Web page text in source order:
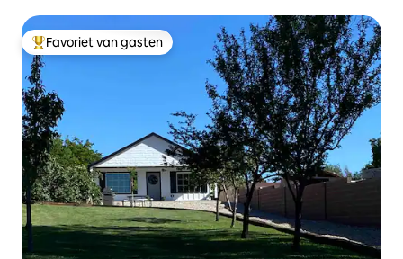
Topfavoriet van gasten
Favoriet van gasten